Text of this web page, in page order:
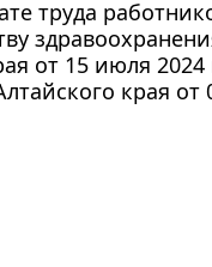
труда
от 15 июля
края от